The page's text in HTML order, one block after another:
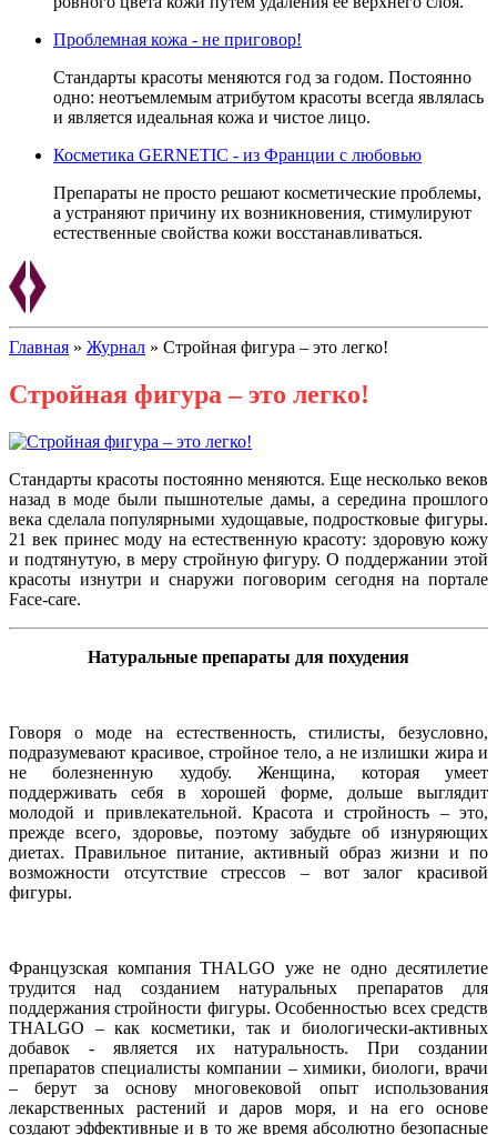
Проблемная кожа - не приговор!
Стандарты красоты меняются год за годом. Постоянно
одно: неотъемлемым атрибутом красоты всегда являлась
и является идеальная кожа и чистое лицо.
Косметика GERNETIC - из Франции с любовью
Препараты не просто решают косметические проблемы,
а устраняют причину их возникновения, стимулируют
естественные свойства кожи восстанавливаться.
Главная » Журнал » Стройная фигура – это легко!
Стройная фигура – это легко!
Стандарты красоты постоянно меняются. Еще несколько веков
назад в моде были пышнотелые дамы, а середина прошлого
века сделала популярными худощавые, подростковые фигуры.
21 век принес моду на естественную красоту: здоровую кожу
и подтянутую, в меру стройную фигуру. О поддержании этой
красоты изнутри и снаружи поговорим сегодня на портале
Face-care.
Натуральные препараты для похудения
Говоря о моде на естественность, стилисты, безусловно,
подразумевают красивое, стройное тело, а не излишки жира и
не болезненную худобу. Женщина, которая умеет
поддерживать себя в хорошей форме, дольше выглядит
молодой и привлекательной. Красота и стройность – это,
прежде всего, здоровье, поэтому забудьте об изнуряющих
диетах. Правильное питание, активный образ жизни и по
возможности отсутствие стрессов – вот залог красивой
фигуры.
Французская компания THALGO уже не одно десятилетие
трудится над созданием натуральных препаратов для
поддержания стройности фигуры. Особенностью всех средств
THALGO – как косметики, так и биологически-активных
добавок - является их натуральность. При создании
препаратов специалисты компании – химики, биологи, врачи
– берут за основу многовековой опыт использования
лекарственных растений и даров моря, и на его основе
создают эффективные и в то же время абсолютно безопасные